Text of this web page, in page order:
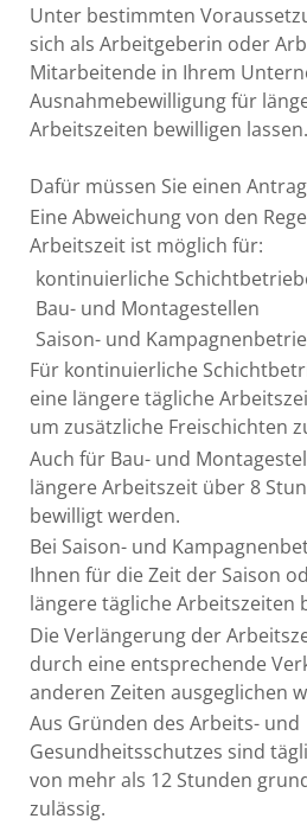
Unter bestimmten
sich als Arbeitgeberin oder
Mitarbeitende in Ihrem
Ausnahmebewilligung für
Arbeitszeiten bewilligen lassen.
Dafür müssen Sie einen
Eine Abweichung von den
Arbeitszeit ist möglich für:
kontinuierliche
Bau- und Montagestellen
Saison- und
Für kontinuierliche
eine längere tägliche
um zusätzliche Freischichten
Auch für Bau- und
längere Arbeitszeit über 8
bewilligt werden.
Bei Saison- und
Ihnen für die Zeit der Saison
längere tägliche Arbeitszeiten
Die Verlängerung der
durch eine entsprechende
anderen Zeiten ausgeglichen
Aus Gründen des Arbeits- und
Gesundheitsschutzes sind
von mehr als 12 Stunden
zulässig.